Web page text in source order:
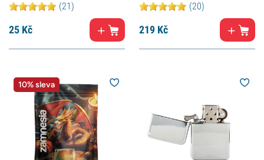
(21)
25 Kč
(20)
219 Kč
10% sleva